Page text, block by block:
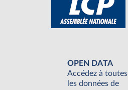
OPEN DATA
Accédez à toutes
les données de